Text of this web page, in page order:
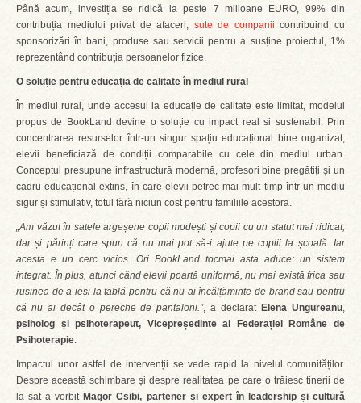
Până acum, investiția se ridică la peste 7 milioane EURO, 99% din
contribuția mediului privat de afaceri, sute de companii contribuind cu
sponsorizări în bani, produse sau servicii pentru a susține proiectul, 1%
reprezentând contribuția persoanelor fizice.
O soluție pentru educația de calitate în mediul rural
În mediul rural, unde accesul la educație de calitate este limitat, modelul
propus de BookLand devine o soluție cu impact real si sustenabil. Prin
concentrarea resurselor într-un singur spațiu educațional bine organizat,
elevii beneficiază de condiții comparabile cu cele din mediul urban.
Conceptul presupune infrastructură modernă, profesori bine pregătiți și un
cadru educațional extins, în care elevii petrec mai mult timp într-un mediu
sigur și stimulativ, totul fără niciun cost pentru familiile acestora.
„Am văzut în satele argeșene copii modești și copii cu un statut mai ridicat,
dar și părinți care spun că nu mai pot să-i ajute pe copiii la școală. Iar
acesta e un cerc vicios. Ori BookLand tocmai asta aduce: un sistem
integrat. În plus, atunci când elevii poartă uniformă, nu mai există frica sau
rușinea de a ieși la tablă pentru că nu ai încălțăminte de brand sau pentru
că nu ai decât o pereche de pantaloni.”, a declarat Elena Ungureanu,
psiholog și psihoterapeut, Vicepreședinte al Federației Române de
Psihoterapie.
Impactul unor astfel de intervenții se vede rapid la nivelul comunităților.
Despre această schimbare și despre realitatea pe care o trăiesc tinerii de
la sat a vorbit Magor Csibi, partener și expert în leadership și cultură